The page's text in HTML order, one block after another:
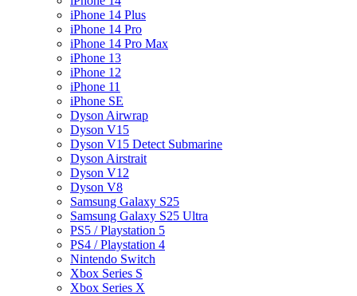
iPhone 14 Plus
iPhone 14 Pro
iPhone 14 Pro Max
iPhone 13
iPhone 12
iPhone 11
iPhone SE
Dyson Airwrap
Dyson V15
Dyson V15 Detect Submarine
Dyson Airstrait
Dyson V12
Dyson V8
Samsung Galaxy S25
Samsung Galaxy S25 Ultra
PS5 / Playstation 5
PS4 / Playstation 4
Nintendo Switch
Xbox Series S
Xbox Series X